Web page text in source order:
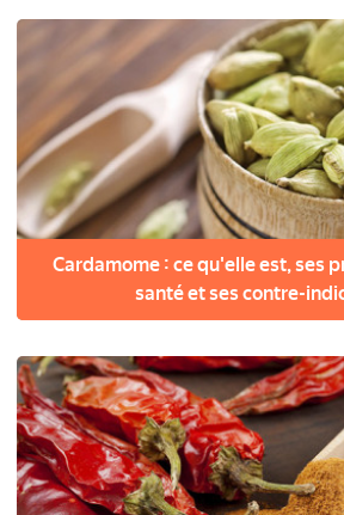
Cardamome : ce qu'elle est, ses
santé et ses contre-